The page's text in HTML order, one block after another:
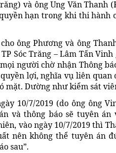
và ông Ung Văn
hạn trong khi thi hành
ông Phương và ông
Sóc Trăng – Lâm Tấn
người chờ nhận Thông
lợi, nghĩa vụ liên quan
mặt. Dường như kiểm sát
10/7/2019 (do ông ông
và thông báo sẽ tuyên án
vào ngày 10/7/2019 thì
nên không thể tuyên án
sau”.